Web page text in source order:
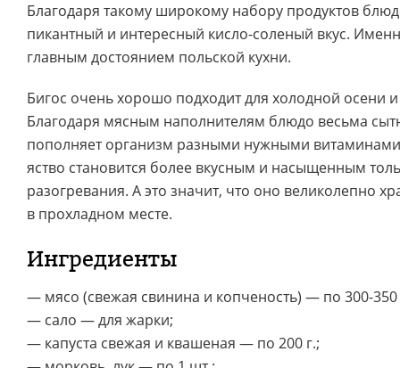
Благодаря такому широкому набору продуктов
пикантный и интересный кисло-соленый вкус.
главным достоянием польской кухни.
Бигос очень хорошо подходит для холодной осени
Благодаря мясным наполнителям блюдо весьма
пополняет организм разными нужными
яство становится более вкусным и насыщенным
разогревания. А это значит, что оно великолепно
в прохладном месте.
Ингредиенты
— мясо (свежая свинина и копченость) — по 300-350
— сало — для жарки;
— капуста свежая и квашеная — по 200 г.;